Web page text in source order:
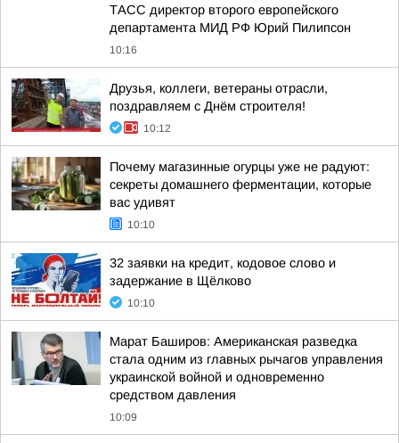
ТАСС директор второго европейского
департамента МИД РФ Юрий Пилипсон
10:16
Друзья, коллеги, ветераны отрасли,
поздравляем с Днём строителя!
10:12
Почему магазинные огурцы уже не радуют:
секреты домашнего ферментации, которые
вас удивят
10:10
32 заявки на кредит, кодовое слово и
задержание в Щёлково
10:10
Марат Баширов: Американская разведка
стала одним из главных рычагов управления
украинской войной и одновременно
средством давления
10:09